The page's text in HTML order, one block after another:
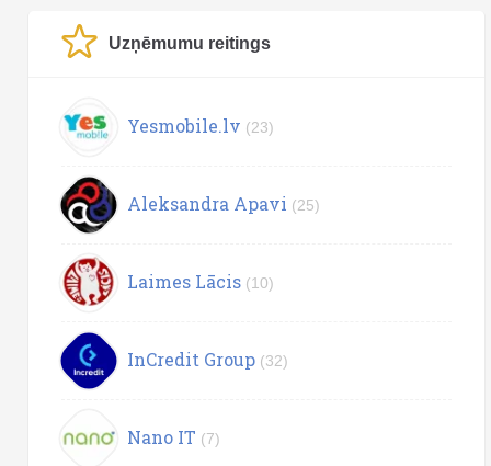
Uzņēmumu reitings
Yesmobile.lv (23)
Aleksandra Apavi (25)
Laimes Lācis (10)
InCredit Group (32)
Nano IT (7)